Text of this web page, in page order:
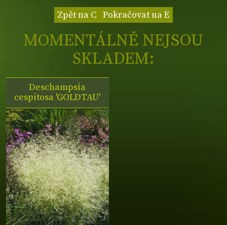
Zpět na C Pokračovat na E
MOMENTÁLNĚ NEJSOU
SKLADEM:
Deschampsia
cespitosa 'GOLDTAU'